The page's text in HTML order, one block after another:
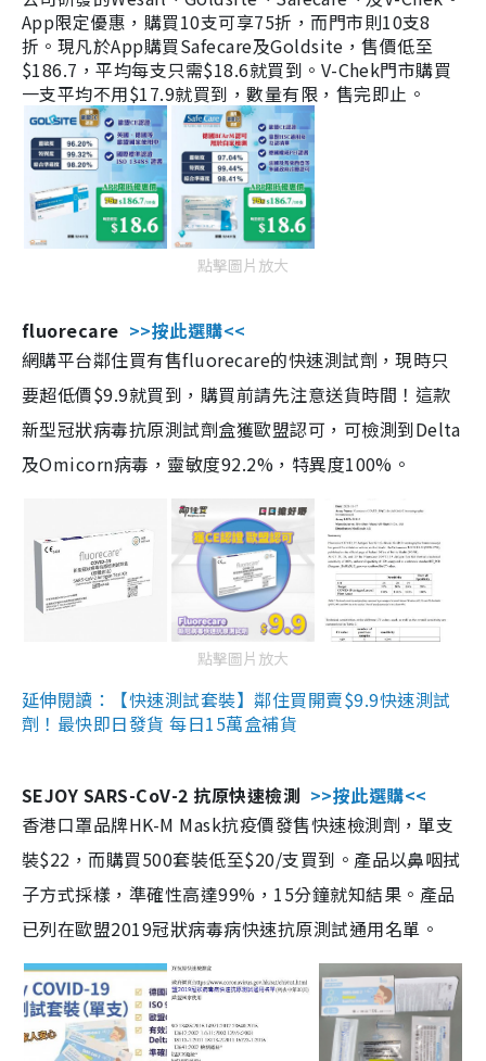
App限定優惠，購買10支可享75折，而門市則10支8
折。現凡於App購買Safecare及Goldsite，售價低至
$186.7，平均每支只需$18.6就買到。V-Chek門市購買
一支平均不用$17.9就買到，數量有限，售完即止。
點擊圖片放大
fluorecare >>按此選購<<
網購平台鄰住買有售fluorecare的快速測試劑，現時只
要超低價$9.9就買到，購買前請先注意送貨時間！這款
新型冠狀病毒抗原測試劑盒獲歐盟認可，可檢測到Delta
及Omicorn病毒，靈敏度92.2%，特異度100%。
點擊圖片放大
延伸閱讀：【快速測試套裝】鄰住買開賣$9.9快速測試
劑！最快即日發貨 每日15萬盒補貨
SEJOY SARS-CoV-2 抗原快速檢測 >>按此選購<<
香港口罩品牌HK-M Mask抗疫價發售快速檢測劑，單支
裝$22，而購買500套裝低至$20/支買到。產品以鼻咽拭
子方式採樣，準確性高達99%，15分鐘就知結果。產品
已列在歐盟2019冠狀病毒病快速抗原測試通用名單。